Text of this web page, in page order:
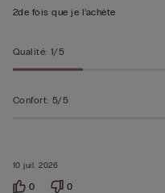
10 juil. 2026
2de fois que je l’achète
Qualité: 1/5
Confort: 5/5
0 0